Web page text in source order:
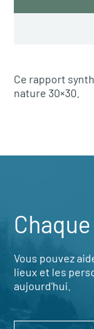
Ce rapport
nature 30×30.
Vous pouvez
lieux et les
aujourd’hui.